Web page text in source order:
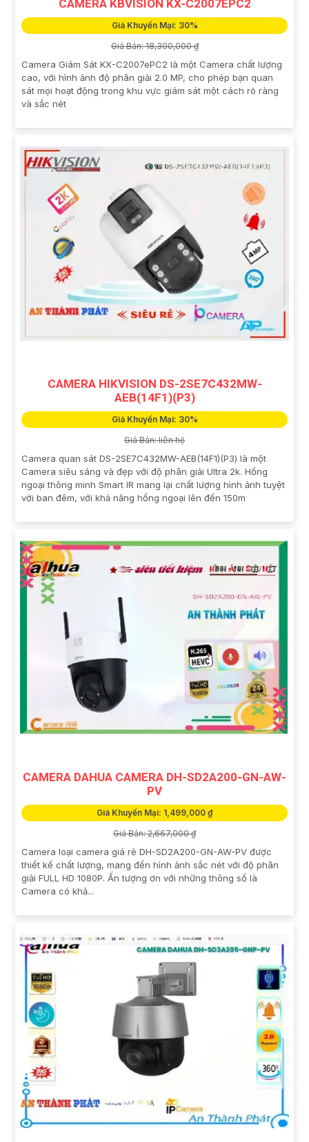
CAMERA KBVISION KX-C2007EPC2
Giá Khuyến Mại: 30%
Giá Bán: 18,300,000 ₫
Camera Giám Sát KX-C2007ePC2 là một Camera chất lượng
cao, với hình ảnh độ phân giải 2.0 MP, cho phép bạn quan
sát mọi hoạt động trong khu vực giám sát một cách rõ ràng
và sắc nét
CAMERA HIKVISION DS-2SE7C432MW-
AEB(14F1)(P3)
Giá Khuyến Mại: 30%
Giá Bán: liên hệ
Camera quan sát DS-2SE7C432MW-AEB(14F1)(P3) là một
Camera siêu sáng và đẹp với độ phân giải Ultra 2k. Hồng
ngoại thông minh Smart IR mang lại chất lượng hình ảnh tuyệt
vời ban đêm, với khả năng hồng ngoại lên đến 150m
CAMERA DAHUA CAMERA DH-SD2A200-GN-AW-
PV
Giá Khuyến Mại: 1,499,000 ₫
Giá Bán: 2,667,000 ₫
Camera loại camera giá rẻ DH-SD2A200-GN-AW-PV được
thiết kế chất lượng, mang đến hình ảnh sắc nét với độ phân
giải FULL HD 1080P. Ấn tượng ơn với những thông số là
Camera có khả...